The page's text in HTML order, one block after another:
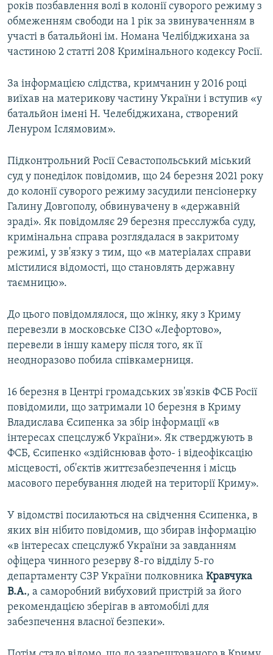
років позбавлення волі в колонії суворого режиму з
обмеженням свободи на 1 рік за звинуваченням в
участі в батальйоні ім. Номана Челібіджихана за
частиною 2 статті 208 Кримінального кодексу Росії.
За інформацією слідства, кримчанин у 2016 році
виїхав на материкову частину України і вступив «у
батальйон імені Н. Челебіджихана, створений
Ленуром Іслямовим».
Підконтрольний Росії Севастопольський міський
суд у понеділок повідомив, що 24 березня 2021 року
до колонії суворого режиму засудили пенсіонерку
Галину Довгополу, обвинувачену в «державній
зраді». Як повідомляє 29 березня пресслужба суду,
кримінальна справа розглядалася в закритому
режимі, у зв'язку з тим, що «в матеріалах справи
містилися відомості, що становлять державну
таємницю».
До цього повідомлялося, що жінку, яку з Криму
перевезли в московське СІЗО «Лефортово»,
перевели в іншу камеру після того, як її
неодноразово побила співкамерниця.
16 березня в Центрі громадських зв'язків ФСБ Росії
повідомили, що затримали 10 березня в Криму
Владислава Єсипенка за збір інформації «в
інтересах спецслужб України». Як стверджують в
ФСБ, Єсипенко «здійснював фото- і відеофіксацію
місцевості, об'єктів життєзабезпечення і місць
масового перебування людей на території Криму».
У відомстві посилаються на свідчення Єсипенка, в
яких він нібито повідомив, що збирав інформацію
«в інтересах спецслужб України за завданням
офіцера чинного резерву 8-го відділу 5-го
департаменту СЗР України полковника Кравчука
В.А., а саморобний вибуховий пристрій за його
рекомендацією зберігав в автомобілі для
забезпечення власної безпеки».